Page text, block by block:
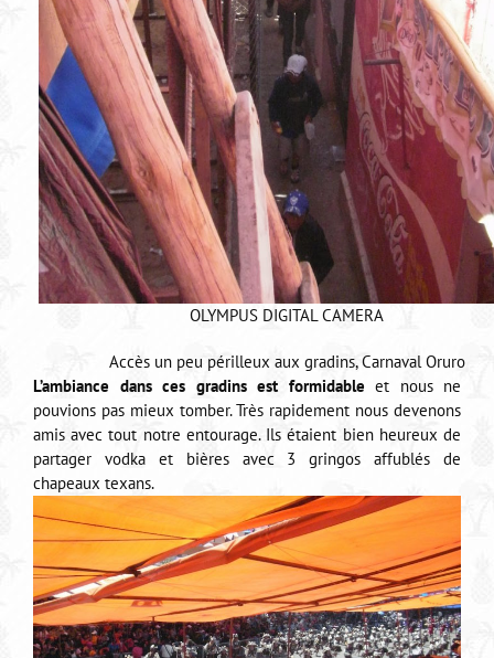
OLYMPUS DIGITAL CAMERA
Accès un peu périlleux aux gradins, Carnaval Oruro
L’ambiance dans ces gradins est formidable et nous ne
pouvions pas mieux tomber. Très rapidement nous devenons
amis avec tout notre entourage. Ils étaient bien heureux de
partager vodka et bières avec 3 gringos affublés de
chapeaux texans.